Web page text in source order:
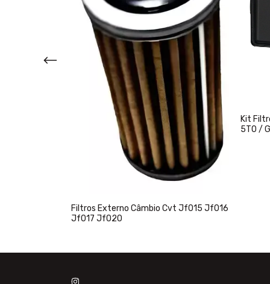
Filtros Externo Câmbio Cvt Jf015 Jf016
Jf017 Jf020
Kit
5T0 /